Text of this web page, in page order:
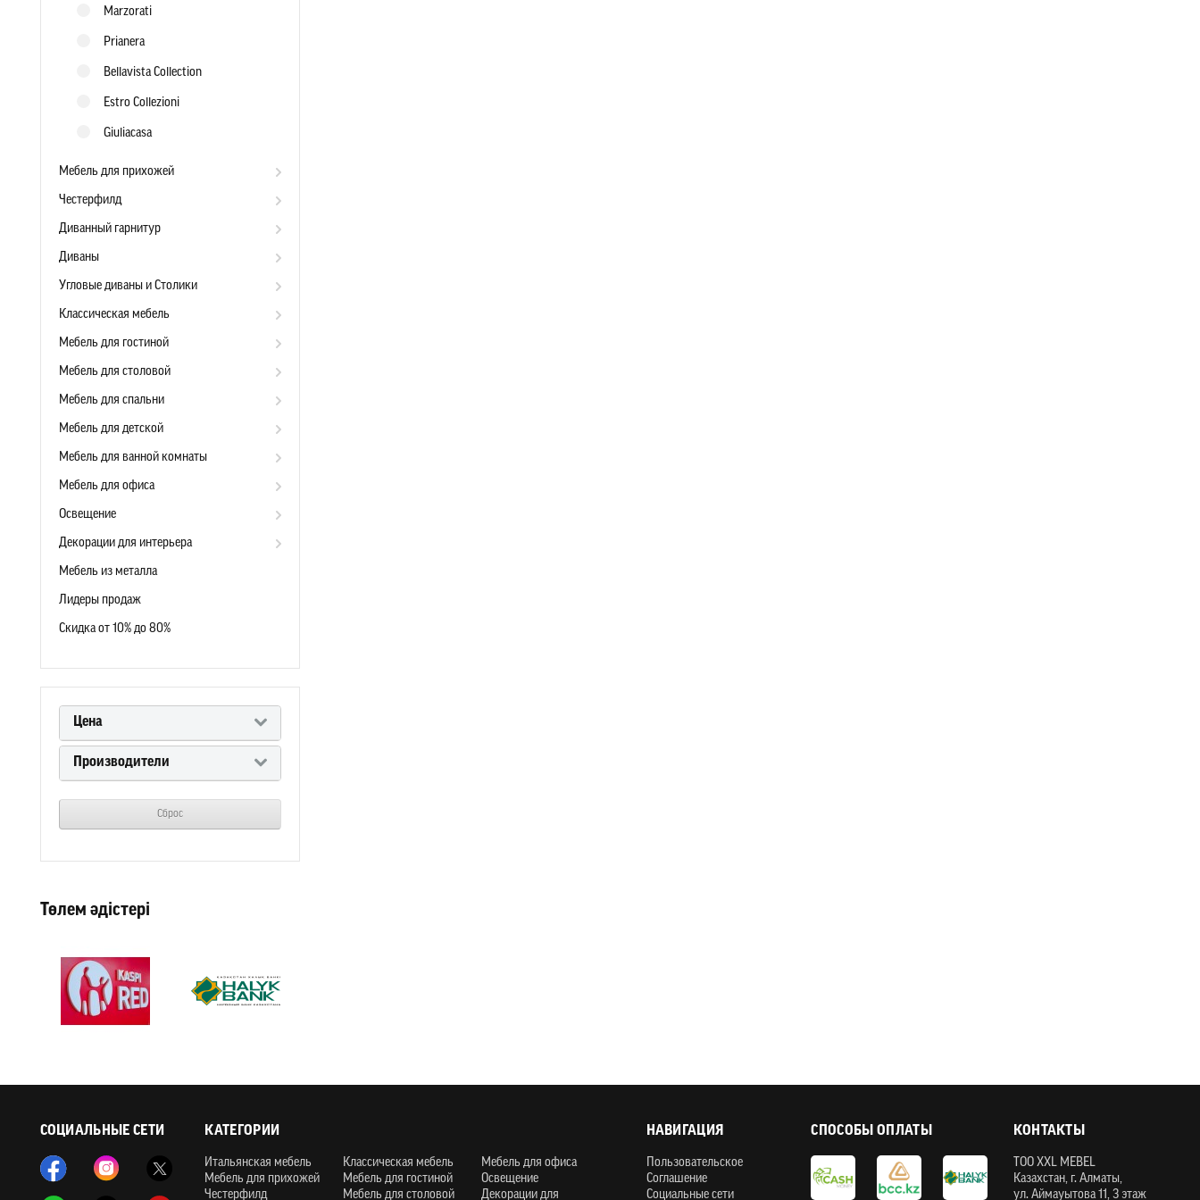
Marzorati
Prianera
Bellavista Collection
Estro Collezioni
Giuliacasa
Мебель для прихожей
Честерфилд
Диванный гарнитур
Диваны
Угловые диваны и Столики
Классическая мебель
Мебель для гостиной
Мебель для столовой
Мебель для спальни
Мебель для детской
Мебель для ванной комнаты
Мебель для офиса
Освещение
Декорации для интерьера
Мебель из металла
Лидеры продаж
Скидка от 10% до 80%
Цена
Производители
Сброс
Төлем әдістері
СОЦИАЛЬНЫЕ СЕТИ КАТЕГОРИИ
Итальянская мебель
Мебель для прихожей
Честерфилд
Классическая мебель
Мебель для гостиной
Мебель для столовой
Мебель для офиса
Освещение
Декорации для
НАВИГАЦИЯ
Пользовательское
Соглашение
Социальные сети
СПОСОБЫ ОПЛАТЫ КОНТАКТЫ
ТOO XXL MEBEL
Казахстан, г. Алматы,
ул. Аймауытова 11, 3 этаж